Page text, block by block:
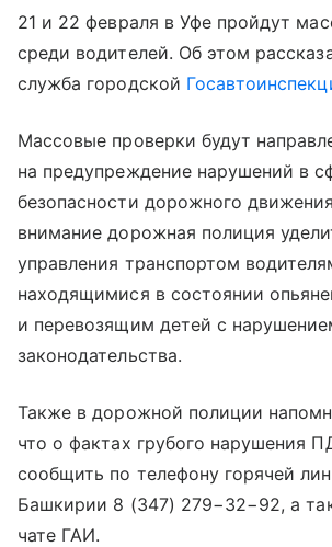
21 и 22 февраля в Уфе пройдут
среди водителей. Об этом
служба городской
Массовые проверки будут
на предупреждение нарушений в
безопасности дорожного
внимание дорожная полиция
управления транспортом
находящимися в состоянии
и перевозящим детей с
законодательства.
Также в дорожной полиции
что о фактах грубого нарушения
сообщить по телефону горячей
Башкирии 8 (347) 279−32−92, а
чате ГАИ.